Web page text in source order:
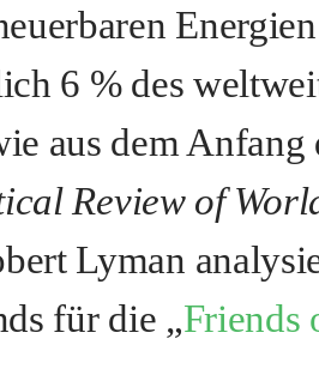
6 % des
aus dem Anfang
Review of
Lyman
für die „Friends